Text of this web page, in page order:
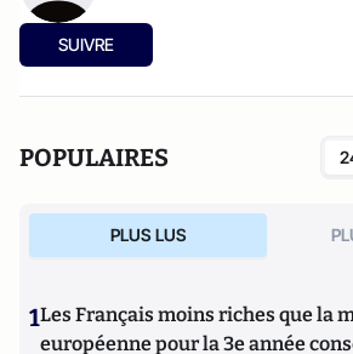
SUIVRE
POPULAIRES
PLUS LUS
1Les Français moins riches que la
européenne pour la 3e année